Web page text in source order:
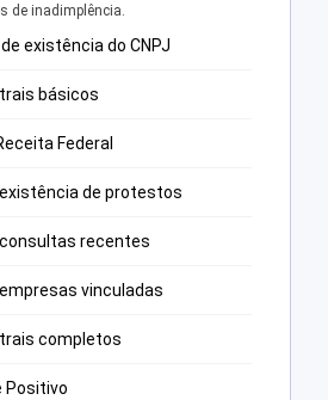
de inadimplência.
existência do CNPJ
básicos
Federal
de protestos
recentes
vinculadas
completos
Positivo